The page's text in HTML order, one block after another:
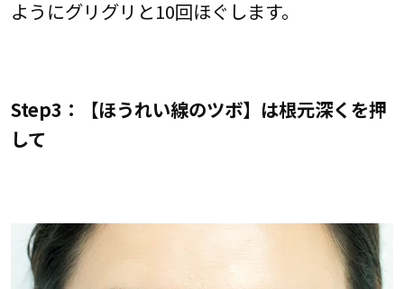
ようにグリグリと10回ほぐします。
Step3：【ほうれい線のツボ】は根元深くを押
して